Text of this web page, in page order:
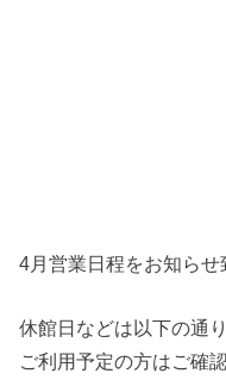
4月営業日程をお知らせ
休館日などは以下の通
ご利用予定の方はご確